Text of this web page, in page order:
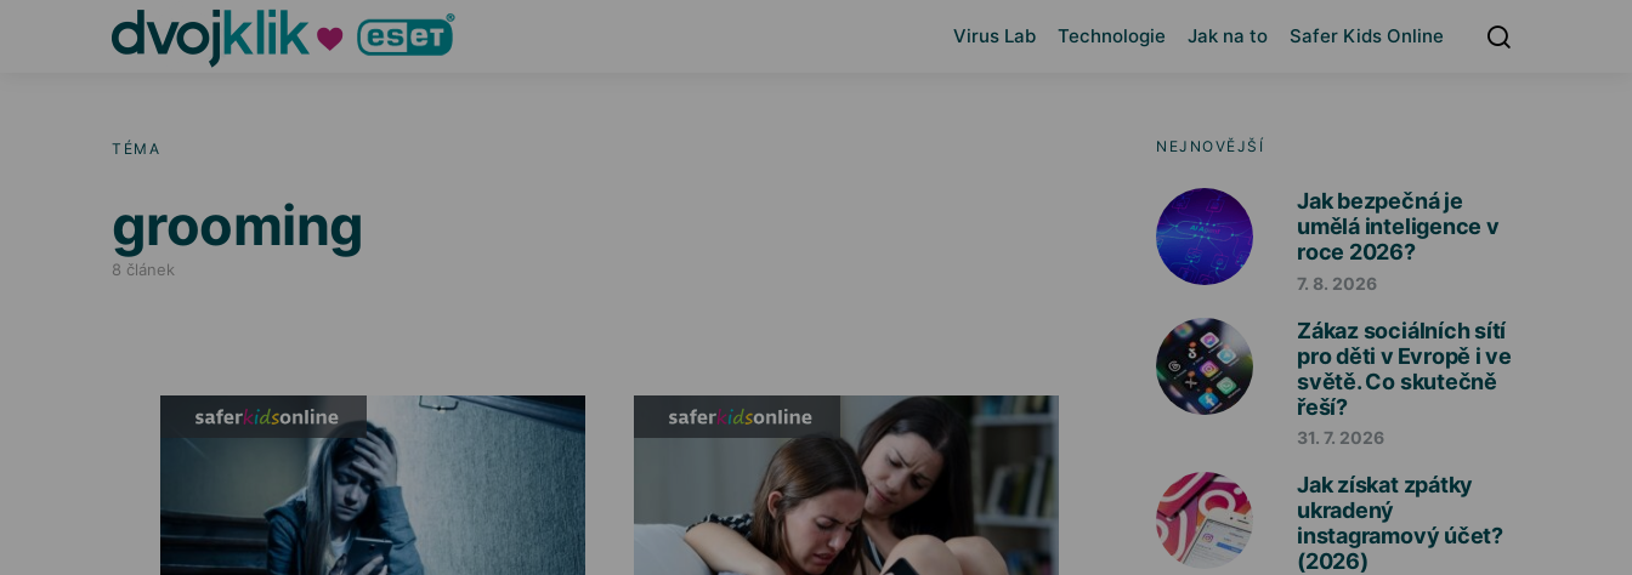
Virus Lab Technologie Jak na to Safer Kids Online
TÉMA
grooming
8 článek
NEJNOVĚJŠÍ
Jak bezpečná je
umělá inteligence v
roce 2026?
7. 8. 2026
Zákaz sociálních sítí
pro děti v Evropě i ve
světě. Co skutečně
řeší?
31. 7. 2026
Jak získat zpátky
ukradený
instagramový účet?
(2026)